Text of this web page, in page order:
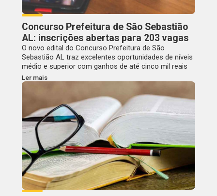
Concurso Prefeitura de São Sebastião
AL: inscrições abertas para 203 vagas
O novo edital do Concurso Prefeitura de São
Sebastião AL traz excelentes oportunidades de níveis
médio e superior com ganhos de até cinco mil reais
Ler mais